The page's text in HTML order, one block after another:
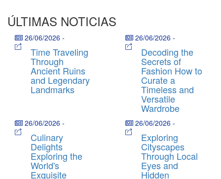
ÚLTIMAS NOTICIAS
26/06/2026 -
Time Traveling
Through
Ancient Ruins
and Legendary
Landmarks
26/06/2026 -
Decoding the
Secrets of
Fashion How to
Curate a
Timeless and
Versatile
Wardrobe
26/06/2026 -
Culinary
Delights
Exploring the
World's
Exquisite
26/06/2026 -
Exploring
Cityscapes
Through Local
Eyes and
Hidden